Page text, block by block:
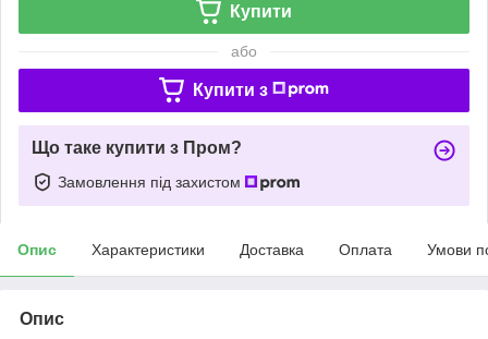
Купити
або
Купити з
Що таке купити з Пром?
Замовлення під захистом
Опис Характеристики Доставка Оплата Умови
Опис